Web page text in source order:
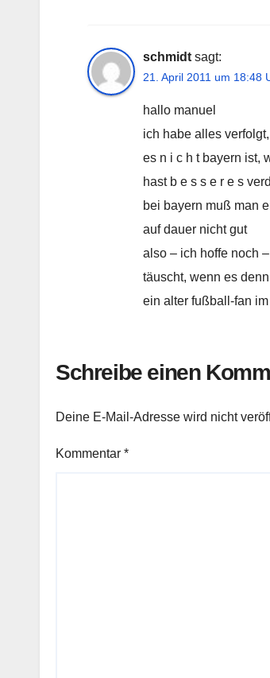
schmidt sagt:
21. April 2011 um 18:48
hallo manuel
ich habe alles
es n i c h t bayern ist,
hast b e s s e r e s
bei bayern muß man
auf dauer nicht gut
also – ich hoffe noch
täuscht, wenn es
ein alter fußball-fan
Schreibe einen
Deine E-Mail-Adresse wird nicht
Kommentar *